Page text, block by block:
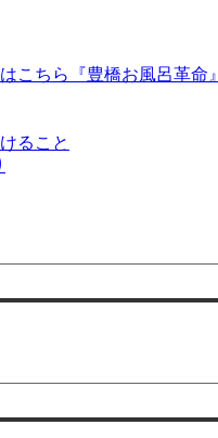
こちら『豊橋お風呂革命』
ること